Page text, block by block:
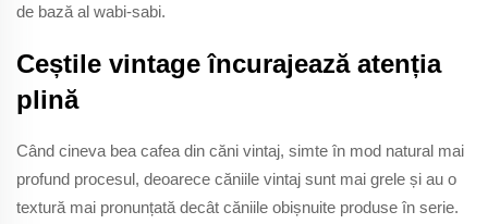
de bază al wabi-sabi.
Ceștile vintage încurajează atenția
plină
Când cineva bea cafea din căni vintaj, simte în mod natural mai
profund procesul, deoarece căniile vintaj sunt mai grele și au o
textură mai pronunțată decât căniile obișnuite produse în serie.